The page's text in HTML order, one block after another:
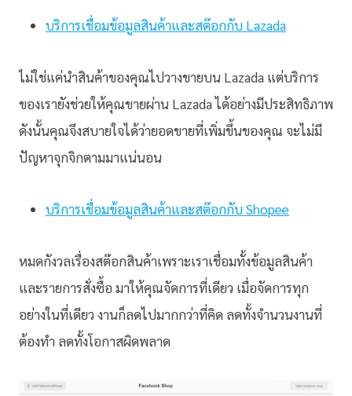
บริการเชื่อมข้อมูลสินค้าและสต๊อกกับ Lazada
ไม่ใช่แค่นำสินค้าของคุณไปวางขายบน Lazada แต่บริการ
ของเรายังช่วยให้คุณขายผ่าน Lazada ได้อย่างมีประสิทธิภาพ
ดังนั้นคุณจึงสบายใจได้ว่ายอดขายที่เพิ่มขึ้นของคุณ จะไม่มี
ปัญหาจุกจิกตามมาแน่นอน
บริการเชื่อมข้อมูลสินค้าและสต๊อกกับ Shopee
หมดกังวลเรื่องสต๊อกสินค้าเพราะเราเชื่อมทั้งข้อมูลสินค้า
และรายการสั่งซื้อ มาให้คุณจัดการที่เดียว เมื่อจัดการทุก
อย่างในที่เดียว งานก็ลดไปมากกว่าที่คิด ลดทั้งจำนวนงานที่
ต้องทำ ลดทั้งโอกาสผิดพลาด